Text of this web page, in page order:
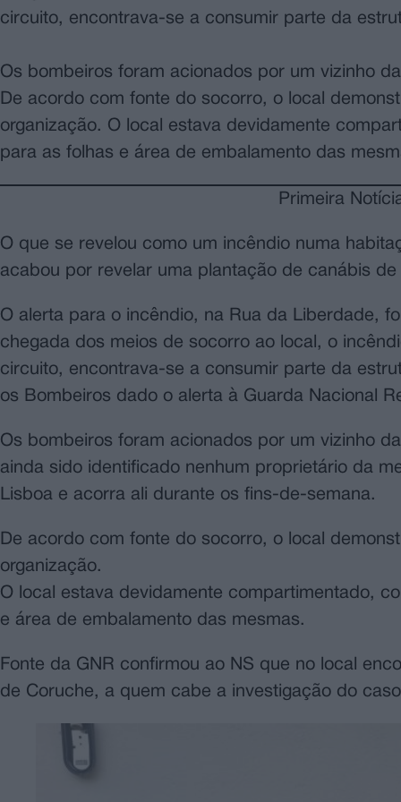
circuito, encontrava-se a consumir parte da
Os bombeiros foram acionados por um vizinho
De acordo com fonte do socorro, o local
organização. O local estava devidamente
para as folhas e área de embalamento das
Primeira
O que se revelou como um incêndio numa
acabou por revelar uma plantação de canábis
O alerta para o incêndio, na Rua da Liberdade,
chegada dos meios de socorro ao local, o
circuito, encontrava-se a consumir parte da
os Bombeiros dado o alerta à Guarda Nacional
Os bombeiros foram acionados por um vizinho
ainda sido identificado nenhum proprietário da
Lisboa e acorra ali durante os fins-de-semana.
De acordo com fonte do socorro, o local
organização.
O local estava devidamente compartimentado,
e área de embalamento das mesmas.
Fonte da GNR confirmou ao NS que no local
de Coruche, a quem cabe a investigação do